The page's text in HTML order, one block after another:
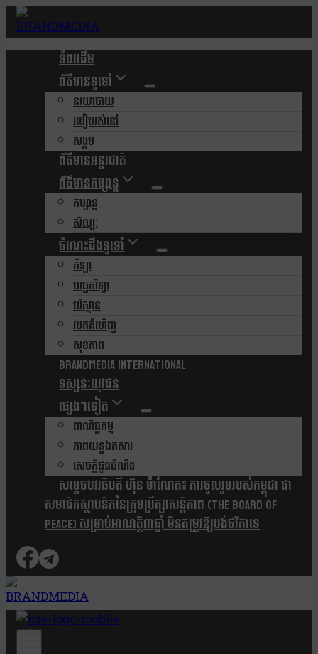
Skip
to
content ទំពរដើម
ព័ត៌មានទូទៅ
នយោបាយ
របៀបរស់នៅ
សង្គម
ព័ត៌មានអន្តរជាតិ
ព័ត៌មានកម្សាន្ត
កម្សាន្ត
សិល្បៈ
ចំណេះដឹងទូទៅ
កីឡា
បច្ចេកវិទ្យា
បរិស្ថាន
របកគំហើញ
សុខភាព
Brandmedia international
ទស្សនៈយុវជន
ផ្សេងៗទៀត
ពាណិជ្ជកម្ម
ភាពយន្តឯកសារ
សេចក្តីជូនដំណឹង
សម្តេចបវរធិបតី ហ៊ុន ម៉ាណែត៖ ការចូលរួមរបស់កម្ពុជា ជា
សមាជិកស្ថាបនិកនៃក្រុមប្រឹក្សាសន្តិភាព (The Board Of
Peace) សម្រាប់អាណត្តិ៣ឆ្នាំ មិនតម្រូវឱ្យបង់ថវិកាទេ